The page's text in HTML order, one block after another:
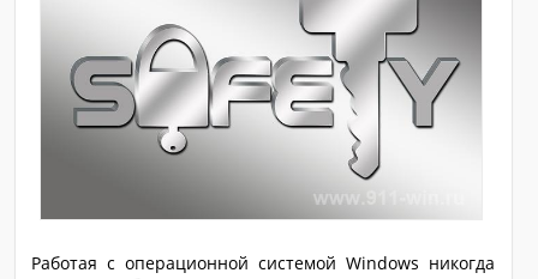
Работая с операционной системой Windows никогда